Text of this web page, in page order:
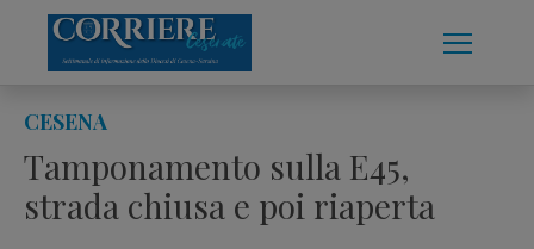
content
CESENA
Tamponamento sulla E45,
strada chiusa e poi riaperta